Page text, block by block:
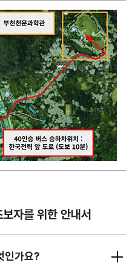
자를 위한 안내서
인가요?